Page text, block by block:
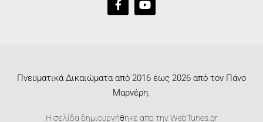
Πνευματικά Δικαιώματα από 2016 έως 2026 από τον Πάνο
Μαρνέρη.
Η σελίδα δημιουργήθηκε απο τηνWebTunes.gr